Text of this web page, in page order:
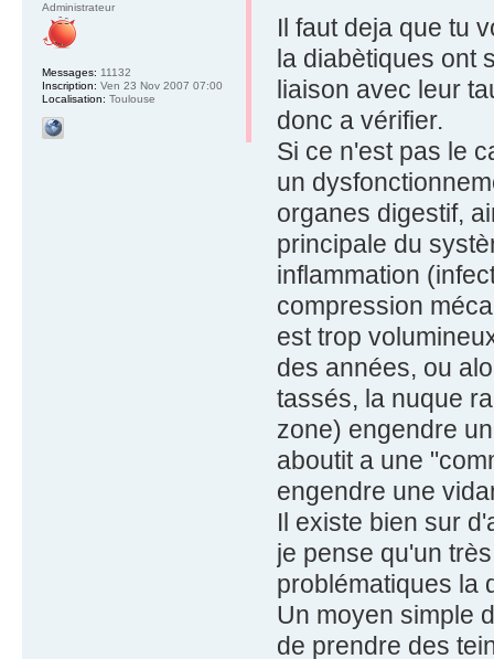
Il faut deja que tu
la diabètiques ont
liaison avec leur
donc a vérifier.
Si ce n'est pas le
un
organes digestif,
principale du
inflammation
compression
est trop
des années, ou
tassés, la nuque
zone) engendre
aboutit a une
engendre une
Il existe bien sur
je pense qu'un
problématiques la
Un moyen simple
de prendre des
Administrateur
Messages: 11132
Inscription: Ven 23 Nov 2007 07:00
Localisation: Toulouse